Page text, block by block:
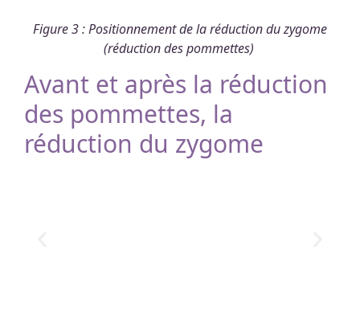
Figure 3 : Positionnement de la réduction du zygome
(réduction des pommettes)
Avant et après la réduction
des pommettes, la
réduction du zygome